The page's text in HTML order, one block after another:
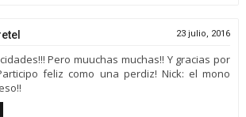
23 julio, 2016
Pero muuchas muchas!! Y gracias por
feliz como una perdiz! Nick: el mono